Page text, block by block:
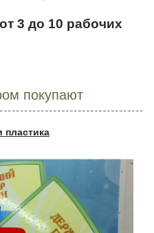
3 до 10 рабочих
покупают
пластика